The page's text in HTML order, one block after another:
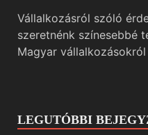
Vállalkozásról szóló
szeretnénk színesebbé
Magyar
LEGUTÓBBI